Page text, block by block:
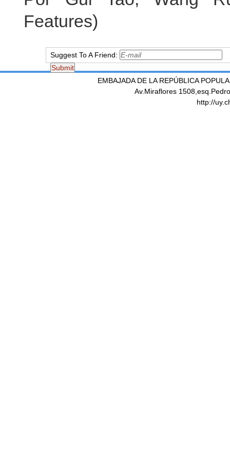
Features)
Suggest To A Friend:
EMBAJADA DE LA REPÚBLICA
Av.Miraflores
http://